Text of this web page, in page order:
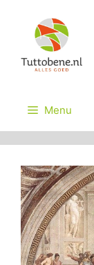
inhoud
Menu